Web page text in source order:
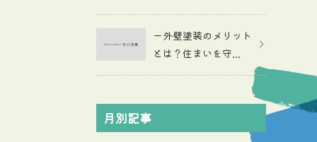
ー外壁塗装のメリット
とは？住まいを守...
月別記事